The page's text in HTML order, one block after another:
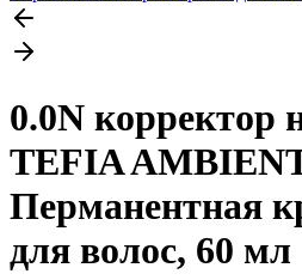
0.0N корректор
TEFIA
Перманентная
для волос, 60 мл